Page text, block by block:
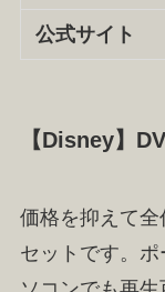
公式サイト
【Disney】
価格を抑えて
セットです。